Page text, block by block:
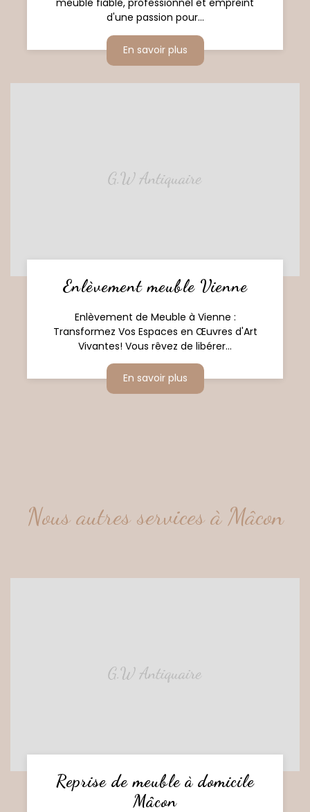
meuble fiable, professionnel et empreint
d'une passion pour...
En savoir plus
Enlèvement meuble Vienne
Enlèvement de Meuble à Vienne :
Transformez Vos Espaces en Œuvres d'Art
Vivantes! Vous rêvez de libérer...
En savoir plus
Nous autres services à Mâcon
Reprise de meuble à domicile
Mâcon